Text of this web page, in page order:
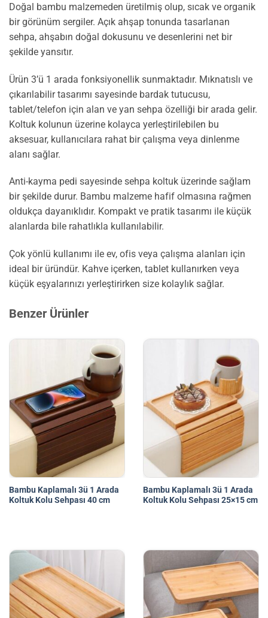
Doğal bambu malzemeden üretilmiş olup, sıcak ve organik
bir görünüm sergiler. Açık ahşap tonunda tasarlanan
sehpa, ahşabın doğal dokusunu ve desenlerini net bir
şekilde yansıtır.
Ürün 3’ü 1 arada fonksiyonellik sunmaktadır. Mıknatıslı ve
çıkarılabilir tasarımı sayesinde bardak tutucusu,
tablet/telefon için alan ve yan sehpa özelliği bir arada gelir.
Koltuk kolunun üzerine kolayca yerleştirilebilen bu
aksesuar, kullanıcılara rahat bir çalışma veya dinlenme
alanı sağlar.
Anti-kayma pedi sayesinde sehpa koltuk üzerinde sağlam
bir şekilde durur. Bambu malzeme hafif olmasına rağmen
oldukça dayanıklıdır. Kompakt ve pratik tasarımı ile küçük
alanlarda bile rahatlıkla kullanılabilir.
Çok yönlü kullanımı ile ev, ofis veya çalışma alanları için
ideal bir üründür. Kahve içerken, tablet kullanırken veya
küçük eşyalarınızı yerleştirirken size kolaylık sağlar.
Benzer Ürünler
Bambu Kaplamalı 3ü 1 Arada
Koltuk Kolu Sehpası 40 cm
Bambu Kaplamalı 3ü 1 Arada
Koltuk Kolu Sehpası 25×15 cm